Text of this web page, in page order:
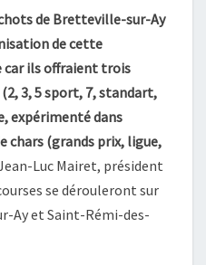
de Bretteville-sur-Ay
de cette
ils offraient trois
3, 5 sport, 7, standart,
expérimenté dans
chars (grands prix, ligue,
Luc Mairet, président
se dérouleront sur
Ay et Saint-Rémi-des-